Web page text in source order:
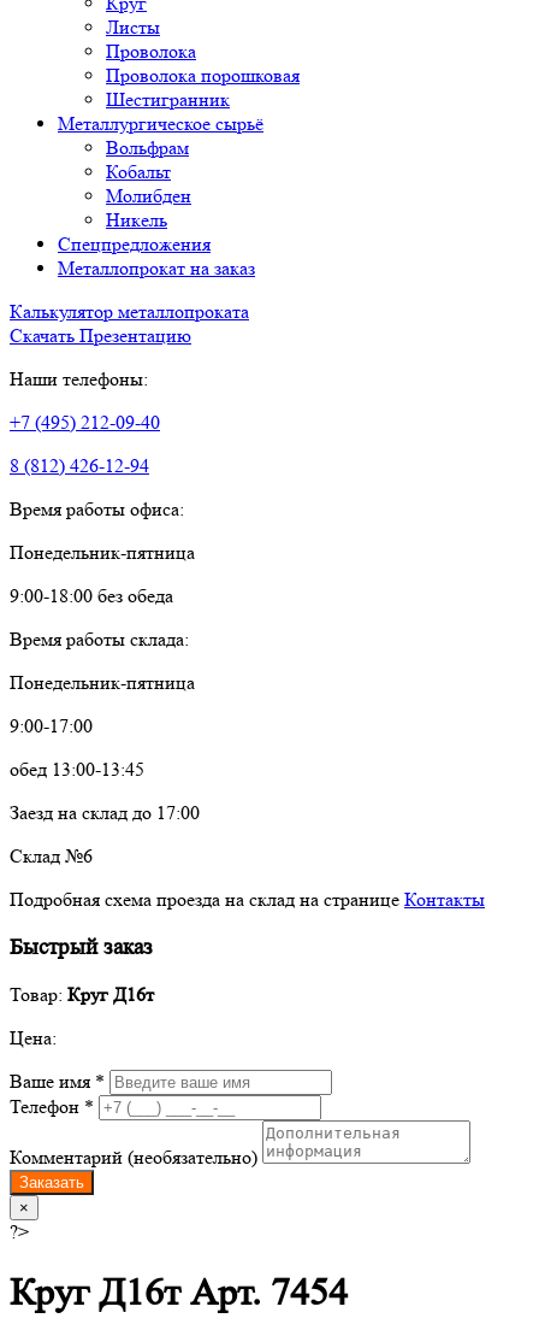
Листы
Проволока
Проволока порошковая
Шестигранник
Металлургическое сырьё
Вольфрам
Кобальт
Молибден
Никель
Спецпредложения
Металлопрокат на заказ
Калькулятор металлопроката
Скачать Презентацию
Наши телефоны:
+7 (495) 212-09-40
8 (812) 426-12-94
Время работы офиса:
Понедельник-пятница
9:00-18:00 без обеда
Время работы склада:
Понедельник-пятница
9:00-17:00
обед 13:00-13:45
Заезд на склад до 17:00
Склад №6
Подробная схема проезда на склад на странице Контакты
Быстрый заказ
Товар: Круг Д16т
Цена:
Ваше имя *
Телефон *
Комментарий (необязательно)
Заказать
×
?>
Круг Д16т Арт. 7454